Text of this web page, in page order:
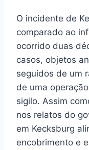
O incidente de
comparado ao
ocorrido duas
casos, objetos
seguidos de um
de uma
sigilo. Assim
nos relatos do
em Kecksburg
encobrimento e